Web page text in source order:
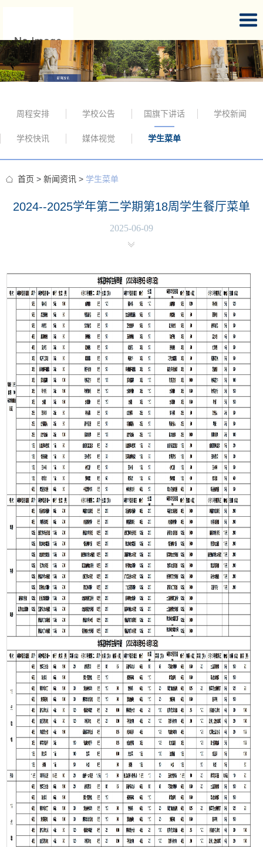
周程安排 学校公告 国旗下讲话 学校新闻
学校快讯 媒体视觉 学生菜单
首页 > 新闻资讯 > 学生菜单
2024--2025学年第二学期第18周学生餐厅菜单
2025-06-09